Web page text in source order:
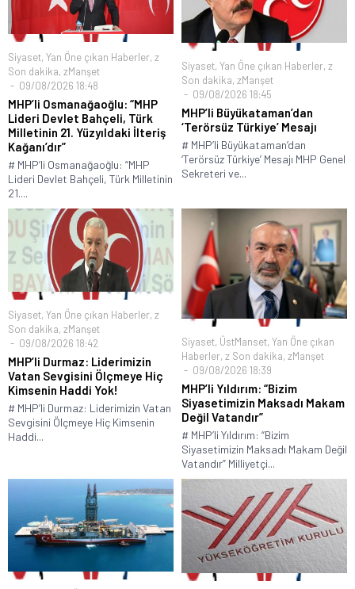
Siyaset, Yan Öne çıkan Haberler, z
Son dakika, zManşet
09/08/2026 18:48
MHP’li Osmanağaoğlu: “MHP
Lideri Devlet Bahçeli, Türk
Milletinin 21. Yüzyıldaki İlteriş
Kağanı’dır”
# MHP’li Osmanağaoğlu: “MHP
Lideri Devlet Bahçeli, Türk Milletinin
21....
Siyaset, Yan Öne çıkan Haberler, z
Son dakika, zManşet
09/08/2026 18:45
MHP’li Büyükataman’dan
‘Terörsüz Türkiye’ Mesajı
# MHP’li Büyükataman’dan
‘Terörsüz Türkiye’ Mesajı MHP Genel
Sekreteri ve...
Siyaset, Yan Öne çıkan Haberler, z
Son dakika, zManşet
09/08/2026 18:42
MHP’li Durmaz: Liderimizin
Vatan Sevgisini Ölçmeye Hiç
Kimsenin Haddi Yok!
# MHP’li Durmaz: Liderimizin Vatan
Sevgisini Ölçmeye Hiç Kimsenin
Haddi...
Siyaset, ÜstManset, Yan Öne çıkan
Haberler, z Son dakika, zManşet
09/08/2026 18:39
MHP’li Yıldırım: “Bizim
Siyasetimizin Maksadı Makam
Değil Vatandır”
# MHP’li Yıldırım: “Bizim
Siyasetimizin Maksadı Makam Değil
Vatandır” Milliyetçi...